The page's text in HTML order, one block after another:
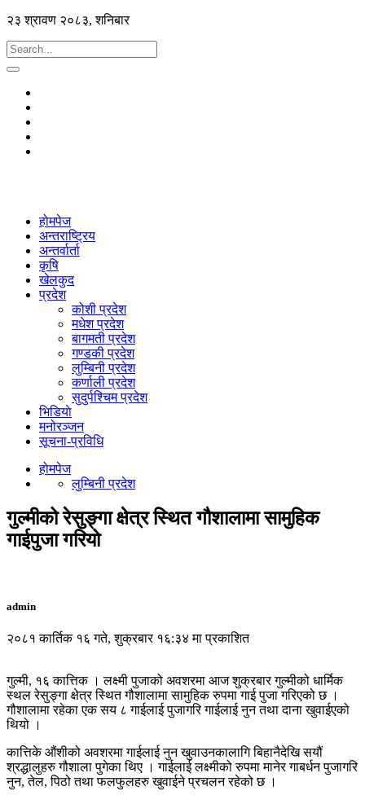
२३ श्रावण २०८३, शनिबार
होमपेज
अन्तराष्ट्रिय
अन्तर्वार्ता
कृषि
खेलकुद
प्रदेश
कोशी प्रदेश
मधेश प्रदेश
बागमती प्रदेश
गण्डकी प्रदेश
लुम्बिनी प्रदेश
कर्णाली प्रदेश
सुदुर्पश्चिम प्रदेश
भिडियाे
मनोरञ्जन
सूचना-प्रविधि
होमपेज
लुम्बिनी प्रदेश
गुल्मीको रेसुङ्गा क्षेत्र स्थित गौशालामा सामुहिक
गाईपुजा गरियो
admin
२०८१ कार्तिक १६ गते, शुक्रबार १६:३४ मा प्रकाशित
गुल्मी, १६ कात्तिक । लक्ष्मी पुजाको अवशरमा आज शुक्रबार गुल्मीको धार्मिक
स्थल रेसुङ्गा क्षेत्र स्थित गौशालामा सामुहिक रुपमा गाई पुजा गरिएको छ ।
गौशालामा रहेका एक सय ८ गाईलाई पुजागरि गाईलाई नुन तथा दाना खुवाईएको
थियो ।
कात्तिके औंशीको अवशरमा गाईलाई नुन खुवाउनकालागि बिहानैदेखि सयौं
श्रद्धालुहरु गौशाला पुगेका थिए । गाईलाई लक्ष्मीको रुपमा मानेर गाबर्धन पुजागरि
नुन, तेल, पिठो तथा फलफुलहरु खुवाईने प्रचलन रहेको छ ।